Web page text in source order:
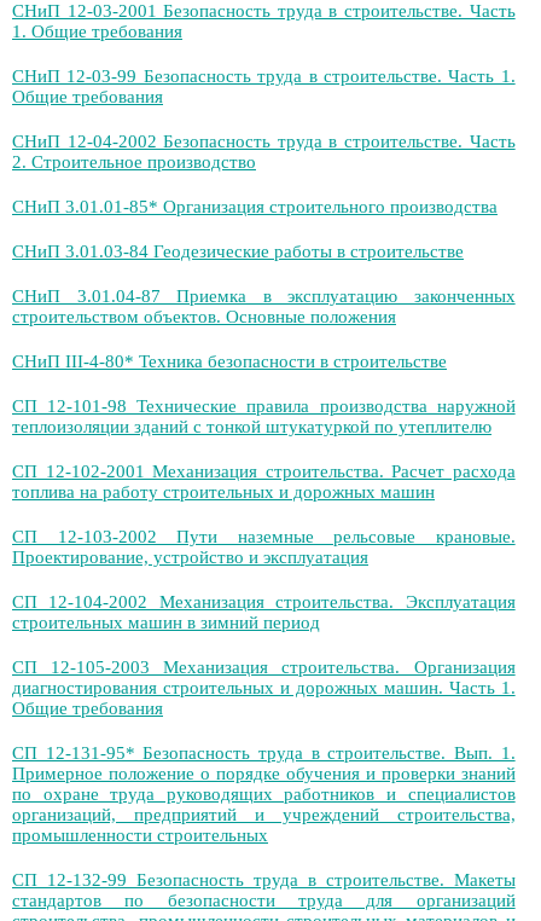
СНиП 12-03-2001 Безопасность труда в строительстве. Часть
1. Общие требования
СНиП 12-03-99 Безопасность труда в строительстве. Часть 1.
Общие требования
СНиП 12-04-2002 Безопасность труда в строительстве. Часть
2. Строительное производство
СНиП 3.01.01-85* Организация строительного производства
СНиП 3.01.03-84 Геодезические работы в строительстве
СНиП 3.01.04-87 Приемка в эксплуатацию законченных
строительством объектов. Основные положения
СНиП III-4-80* Техника безопасности в строительстве
СП 12-101-98 Технические правила производства наружной
теплоизоляции зданий с тонкой штукатуркой по утеплителю
СП 12-102-2001 Механизация строительства. Расчет расхода
топлива на работу строительных и дорожных машин
СП 12-103-2002 Пути наземные рельсовые крановые.
Проектирование, устройство и эксплуатация
СП 12-104-2002 Механизация строительства. Эксплуатация
строительных машин в зимний период
СП 12-105-2003 Механизация строительства. Организация
диагностирования строительных и дорожных машин. Часть 1.
Общие требования
СП 12-131-95* Безопасность труда в строительстве. Вып. 1.
Примерное положение о порядке обучения и проверки знаний
по охране труда руководящих работников и специалистов
организаций, предприятий и учреждений строительства,
промышленности строительных
СП 12-132-99 Безопасность труда в строительстве. Макеты
стандартов по безопасности труда для организаций